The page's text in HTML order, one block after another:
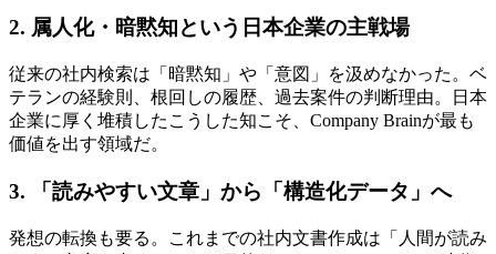
2. 属人化・暗黙知と​​いう​​日本企業の​​主戦場
従来の​社内検索は​「暗黙知」や​「意図」を​汲めなかった。​ベ
テランの​経験則、​根回しの​履歴、​過去案件の​判断理由。​日本
企業に​厚く​堆積した​こうした​知こそ、​Company Brainが​最も​
価値を​出す領域だ。
3. ​「読みやすい​​文章」から​​「構造化データ」へ
発想の​転換も​要る。​これまでの​社内文書作成は​「人間が​読み